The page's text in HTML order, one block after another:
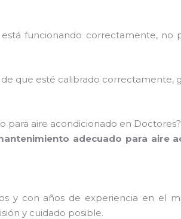
funcionando correctamente, no
que esté calibrado
para aire acondicionado en Doctores?
adecuado para aire
y con años de experiencia en el
y cuidado posible.